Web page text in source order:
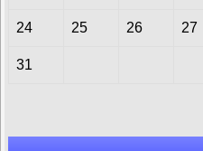
24 25 26 27
31